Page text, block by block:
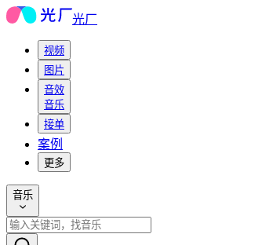
光厂
视频
图片
音效
音乐
接单
案例
更多
音乐